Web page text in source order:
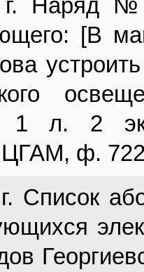
г. Наряд
[В
1 л. 2
ф.
Список